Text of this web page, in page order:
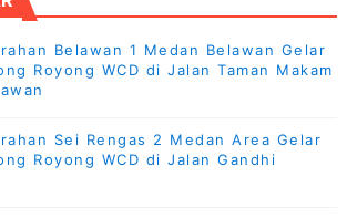
Belawan 1 Medan Belawan Gelar
Royong WCD di Jalan Taman Makam
Sei Rengas 2 Medan Area Gelar
Royong WCD di Jalan Gandhi